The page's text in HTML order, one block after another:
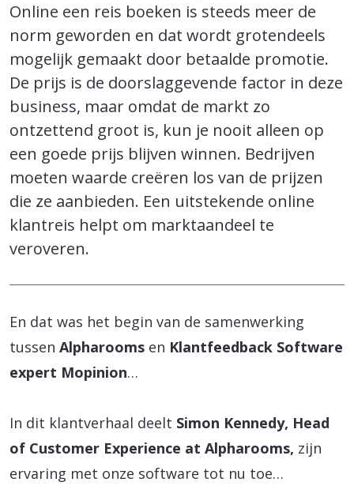
Online een reis boeken is steeds meer de
norm geworden en dat wordt grotendeels
mogelijk gemaakt door betaalde promotie.
De prijs is de doorslaggevende factor in deze
business, maar omdat de markt zo
ontzettend groot is, kun je nooit alleen op
een goede prijs blijven winnen. Bedrijven
moeten waarde creëren los van de prijzen
die ze aanbieden. Een uitstekende online
klantreis helpt om marktaandeel te
veroveren.
En dat was het begin van de samenwerking
tussen Alpharooms en Klantfeedback Software
expert Mopinion…
In dit klantverhaal deelt Simon Kennedy, Head
of Customer Experience at Alpharooms, zijn
ervaring met onze software tot nu toe…